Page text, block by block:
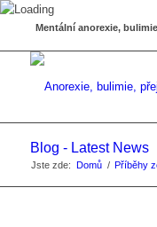
Mentální anorexie,
Blog - Latest News
Jste zde: Domů / Příběhy